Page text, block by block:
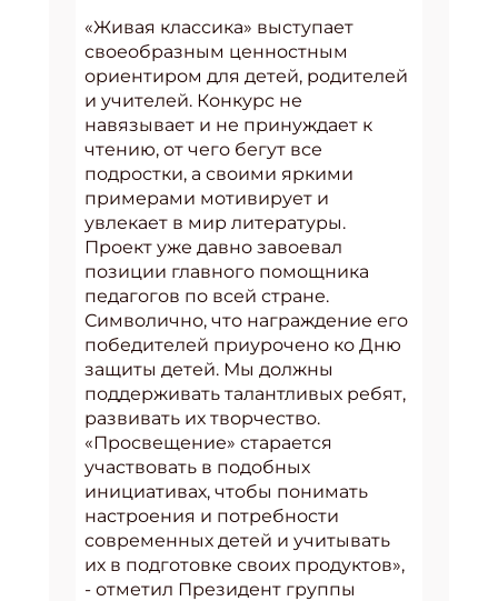
«Живая классика» выступает
своеобразным ценностным
ориентиром для детей, родителей
и учителей. Конкурс не
навязывает и не принуждает к
чтению, от чего бегут все
подростки, а своими яркими
примерами мотивирует и
увлекает в мир литературы.
Проект уже давно завоевал
позиции главного помощника
педагогов по всей стране.
Символично, что награждение его
победителей приурочено ко Дню
защиты детей. Мы должны
поддерживать талантливых ребят,
развивать их творчество.
«Просвещение» старается
участвовать в подобных
инициативах, чтобы понимать
настроения и потребности
современных детей и учитывать
их в подготовке своих продуктов»,
- отметил Президент группы